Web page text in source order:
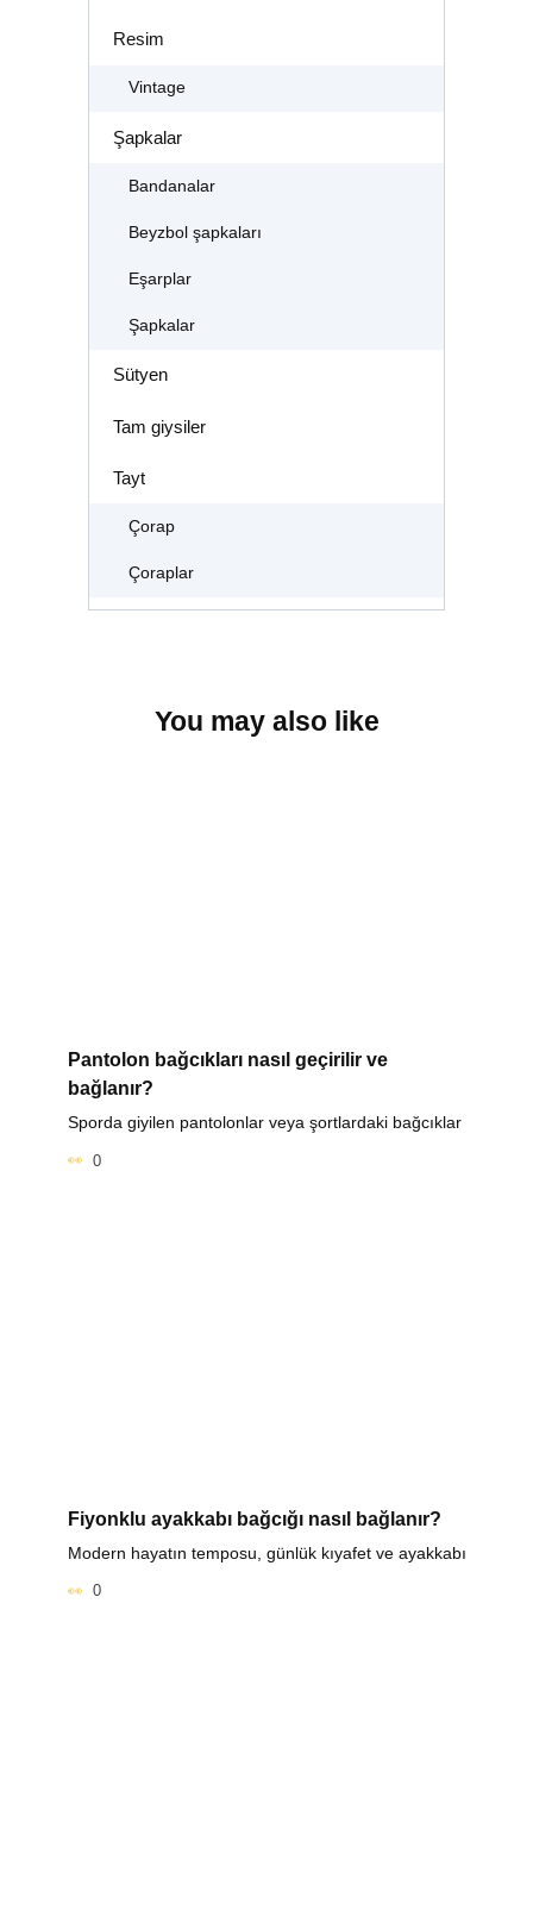
Resim
Vintage
Şapkalar
Bandanalar
Beyzbol şapkaları
Eşarplar
Şapkalar
Sütyen
Tam giysiler
Tayt
Çorap
Çoraplar
You may also like
Pantolon bağcıkları nasıl geçirilir ve
bağlanır?
Sporda giyilen pantolonlar veya şortlardaki bağcıklar
0
Fiyonklu ayakkabı bağcığı nasıl bağlanır?
Modern hayatın temposu, günlük kıyafet ve ayakkabı
0